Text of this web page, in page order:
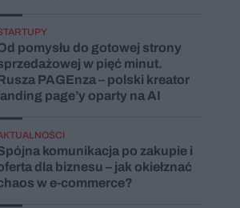
pomysłu do gotowej strony
w pięć minut.
PAGEnza – polski kreator
landing page’y oparty na AI
komunikacja po zakupie i
dla biznesu – jak okiełznać
w e-commerce?